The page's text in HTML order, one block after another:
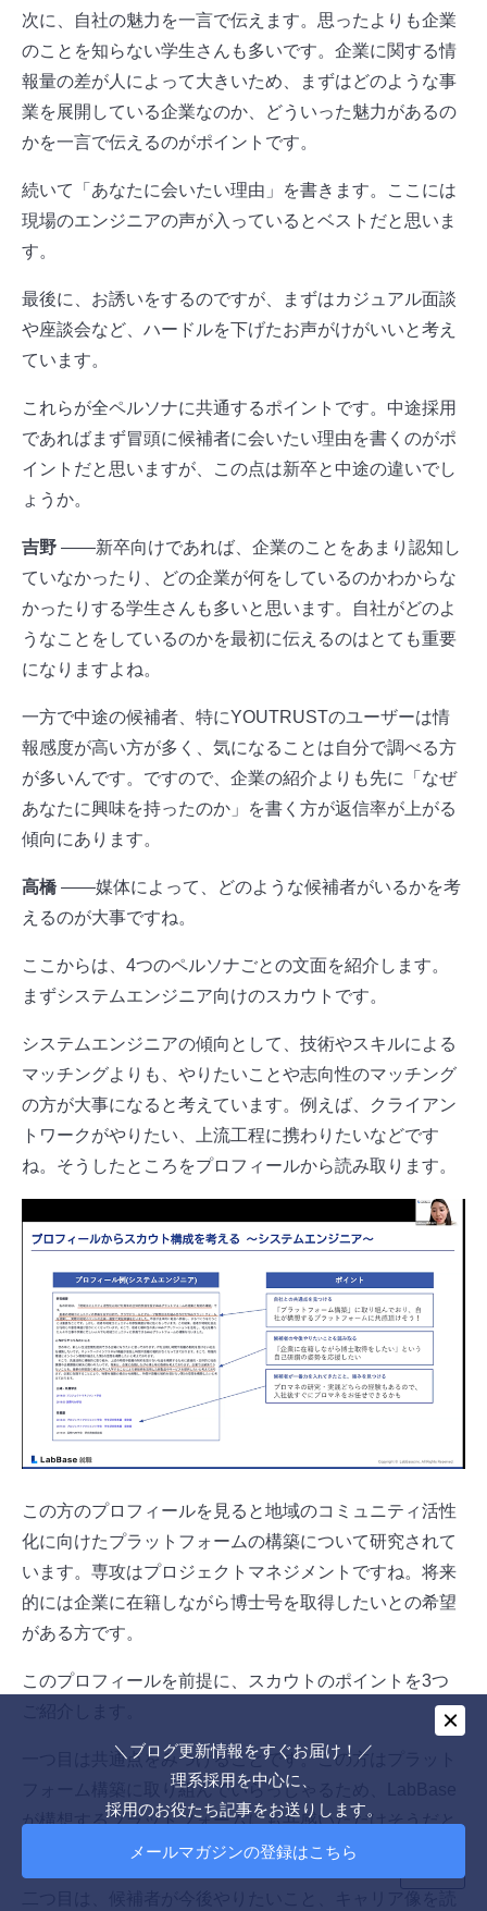
次に、自社の魅力を一言で伝えます。思ったよりも企業
のことを知らない学生さんも多いです。企業に関する情
報量の差が人によって大きいため、まずはどのような事
業を展開している企業なのか、どういった魅力があるの
かを一言で伝えるのがポイントです。
続いて「あなたに会いたい理由」を書きます。ここには
現場のエンジニアの声が入っているとベストだと思いま
す。
最後に、お誘いをするのですが、まずはカジュアル面談
や座談会など、ハードルを下げたお声がけがいいと考え
ています。
これらが全ペルソナに共通するポイントです。中途採用
であればまず冒頭に候補者に会いたい理由を書くのがポ
イントだと思いますが、この点は新卒と中途の違いでし
ょうか。
吉野 ――新卒向けであれば、企業のことをあまり認知し
ていなかったり、どの企業が何をしているのかわからな
かったりする学生さんも多いと思います。自社がどのよ
うなことをしているのかを最初に伝えるのはとても重要
になりますよね。
一方で中途の候補者、特にYOUTRUSTのユーザーは情
報感度が高い方が多く、気になることは自分で調べる方
が多いんです。ですので、企業の紹介よりも先に「なぜ
あなたに興味を持ったのか」を書く方が返信率が上がる
傾向にあります。
高橋――媒体によって、どのような候補者がいるかを考
えるのが大事ですね。
ここからは、4つのペルソナごとの文面を紹介します。
まずシステムエンジニア向けのスカウトです。
システムエンジニアの傾向として、技術やスキルによる
マッチングよりも、やりたいことや志向性のマッチング
の方が大事になると考えています。例えば、クライアン
トワークがやりたい、上流工程に携わりたいなどです
ね。そうしたところをプロフィールから読み取ります。
この方のプロフィールを見ると地域のコミュニティ活性
化に向けたプラットフォームの構築について研究されて
います。専攻はプロジェクトマネジメントですね。将来
的には企業に在籍しながら博士号を取得したいとの希望
がある方です。
このプロフィールを前提に、スカウトのポイントを3つ
一つ目は共通点をみつけることです。この方はプラット
フォーム構築に取り組んでいらっしゃるため、LabBase
が構想するプラットフォームにも共感いただけそうだと
＼ブログ更新情報をすぐお届け！／
理系採用を中心に、
採用のお役たち記事をお送りします。
メールマガジンの登録はこちら